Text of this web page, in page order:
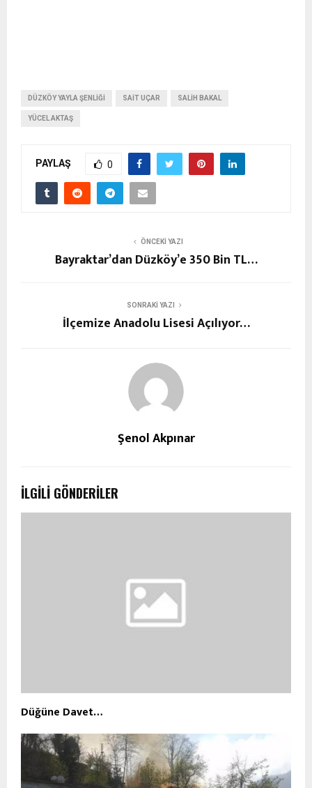
DÜZKÖY YAYLA ŞENLIĞI SAIT UÇAR SALIH BAKAL
YÜCEL AKTAŞ
PAYLAŞ 0
ÖNCEKI YAZI
Bayraktar’dan Düzköy’e 350 Bin TL…
SONRAKI YAZI
İlçemize Anadolu Lisesi Açılıyor…
Şenol Akpınar
İLGILI GÖNDERILER
Düğüne Davet…